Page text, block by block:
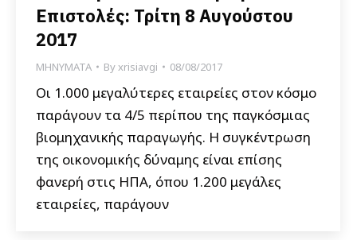
Επιστολές: Τρίτη 8 Αυγούστου
2017
ΜΗΝΥΜΑΤΑ Byxrisiavgi 08/08/2017
Οι 1.000 μεγαλύτερες εταιρείες στον κόσμο
παράγουν τα 4/5 περίπου της παγκόσμιας
βιομηχανικής παραγωγής. Η συγκέντρωση
της οικονομικής δύναμης είναι επίσης
φανερή στις ΗΠΑ, όπου 1.200 μεγάλες
εταιρείες, παράγουν